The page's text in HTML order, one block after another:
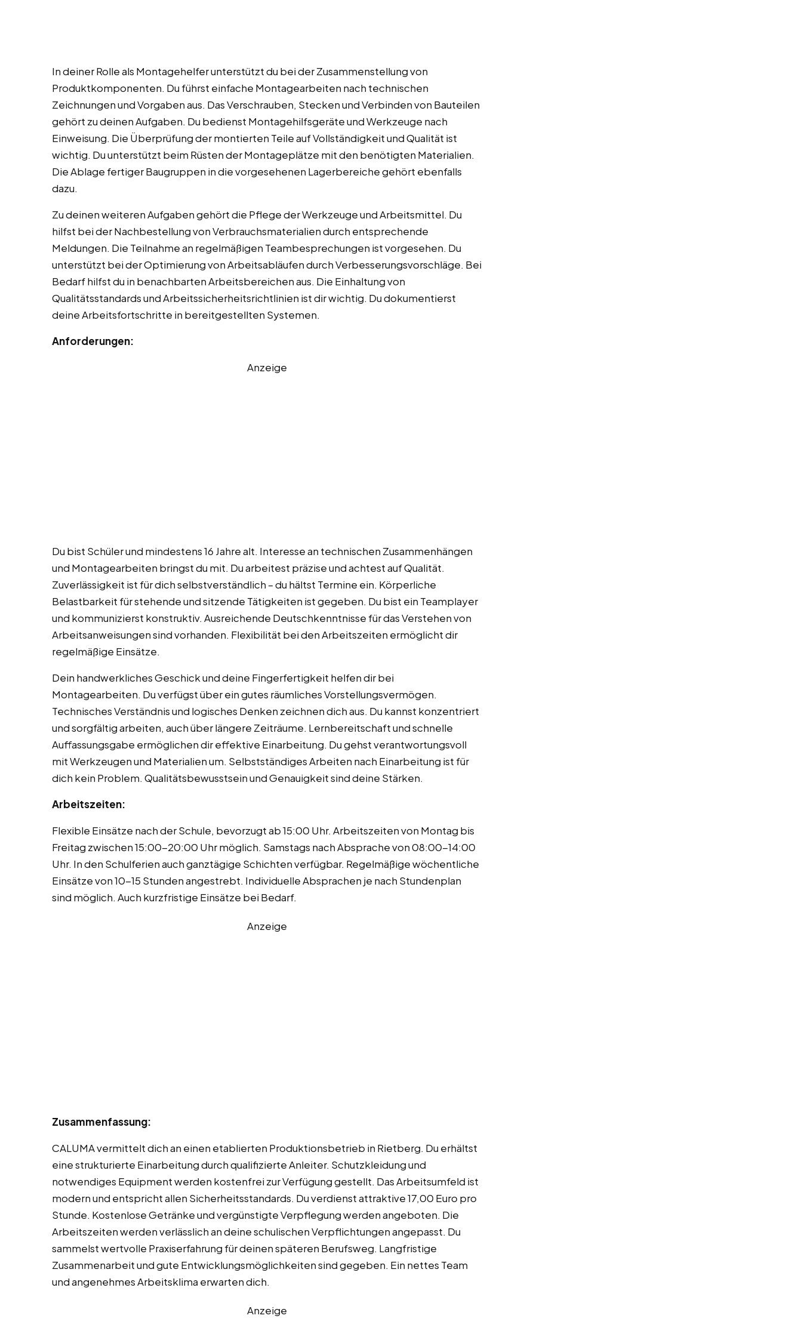
In deiner Rolle als Montagehelfer unterstützt du bei der Zusammenstellung von
Produktkomponenten. Du führst einfache Montagearbeiten nach technischen
Zeichnungen und Vorgaben aus. Das Verschrauben, Stecken und Verbinden von Bauteilen
gehört zu deinen Aufgaben. Du bedienst Montagehilfsgeräte und Werkzeuge nach
Einweisung. Die Überprüfung der montierten Teile auf Vollständigkeit und Qualität ist
wichtig. Du unterstützt beim Rüsten der Montageplätze mit den benötigten Materialien.
Die Ablage fertiger Baugruppen in die vorgesehenen Lagerbereiche gehört ebenfalls
dazu.
Zu deinen weiteren Aufgaben gehört die Pflege der Werkzeuge und Arbeitsmittel. Du
hilfst bei der Nachbestellung von Verbrauchsmaterialien durch entsprechende
Meldungen. Die Teilnahme an regelmäßigen Teambesprechungen ist vorgesehen. Du
unterstützt bei der Optimierung von Arbeitsabläufen durch Verbesserungsvorschläge. Bei
Bedarf hilfst du in benachbarten Arbeitsbereichen aus. Die Einhaltung von
Qualitätsstandards und Arbeitssicherheitsrichtlinien ist dir wichtig. Du dokumentierst
deine Arbeitsfortschritte in bereitgestellten Systemen.
Anforderungen:
Anzeige
Du bist Schüler und mindestens 16 Jahre alt. Interesse an technischen Zusammenhängen
und Montagearbeiten bringst du mit. Du arbeitest präzise und achtest auf Qualität.
Zuverlässigkeit ist für dich selbstverständlich – du hältst Termine ein. Körperliche
Belastbarkeit für stehende und sitzende Tätigkeiten ist gegeben. Du bist ein Teamplayer
und kommunizierst konstruktiv. Ausreichende Deutschkenntnisse für das Verstehen von
Arbeitsanweisungen sind vorhanden. Flexibilität bei den Arbeitszeiten ermöglicht dir
regelmäßige Einsätze.
Dein handwerkliches Geschick und deine Fingerfertigkeit helfen dir bei
Montagearbeiten. Du verfügst über ein gutes räumliches Vorstellungsvermögen.
Technisches Verständnis und logisches Denken zeichnen dich aus. Du kannst konzentriert
und sorgfältig arbeiten, auch über längere Zeiträume. Lernbereitschaft und schnelle
Auffassungsgabe ermöglichen dir effektive Einarbeitung. Du gehst verantwortungsvoll
mit Werkzeugen und Materialien um. Selbstständiges Arbeiten nach Einarbeitung ist für
dich kein Problem. Qualitätsbewusstsein und Genauigkeit sind deine Stärken.
Arbeitszeiten:
Flexible Einsätze nach der Schule, bevorzugt ab 15:00 Uhr. Arbeitszeiten von Montag bis
Freitag zwischen 15:00-20:00 Uhr möglich. Samstags nach Absprache von 08:00-14:00
Uhr. In den Schulferien auch ganztägige Schichten verfügbar. Regelmäßige wöchentliche
Einsätze von 10-15 Stunden angestrebt. Individuelle Absprachen je nach Stundenplan
sind möglich. Auch kurzfristige Einsätze bei Bedarf.
Anzeige
Zusammenfassung:
CALUMA vermittelt dich an einen etablierten Produktionsbetrieb in Rietberg. Du erhältst
eine strukturierte Einarbeitung durch qualifizierte Anleiter. Schutzkleidung und
notwendiges Equipment werden kostenfrei zur Verfügung gestellt. Das Arbeitsumfeld ist
modern und entspricht allen Sicherheitsstandards. Du verdienst attraktive 17,00 Euro pro
Stunde. Kostenlose Getränke und vergünstigte Verpflegung werden angeboten. Die
Arbeitszeiten werden verlässlich an deine schulischen Verpflichtungen angepasst. Du
sammelst wertvolle Praxiserfahrung für deinen späteren Berufsweg. Langfristige
Zusammenarbeit und gute Entwicklungsmöglichkeiten sind gegeben. Ein nettes Team
und angenehmes Arbeitsklima erwarten dich.
Anzeige